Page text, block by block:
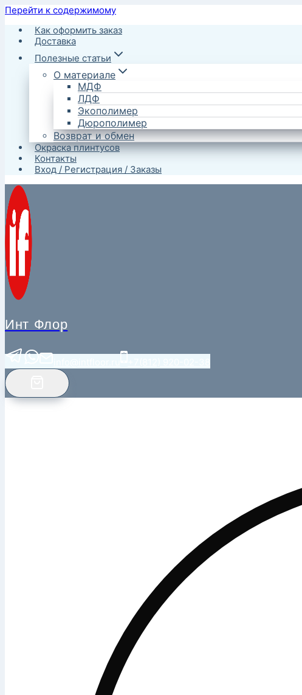
Перейти к содержимому
Как оформить заказ
Доставка
Полезные статьи
О материале
МДФ
ЛДФ
Экополимер
Дюрополимер
Возврат и обмен
Окраска плинтусов
Контакты
Вход / Регистрация / Заказы
Инт Флор